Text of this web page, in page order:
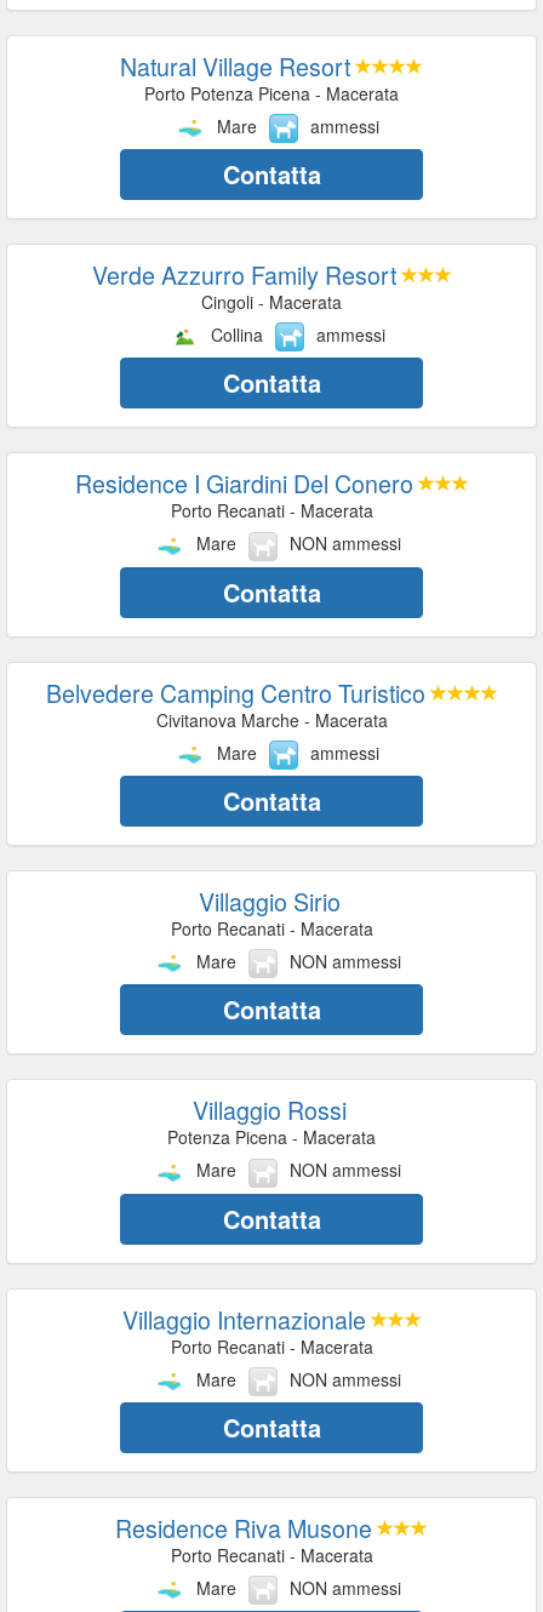
Natural Village Resort
Porto Potenza Picena - Macerata
Mare
ammessi
Contatta
Verde Azzurro Family Resort
Cingoli - Macerata
Collina
ammessi
Contatta
Residence I Giardini Del Conero
Porto Recanati - Macerata
Mare
NON ammessi
Contatta
Belvedere Camping Centro Turistico
Civitanova Marche - Macerata
Mare
ammessi
Contatta
Villaggio Sirio
Porto Recanati - Macerata
Mare
NON ammessi
Contatta
Villaggio Rossi
Potenza Picena - Macerata
Mare
NON ammessi
Contatta
Villaggio Internazionale
Porto Recanati - Macerata
Mare
NON ammessi
Contatta
Residence Riva Musone
Porto Recanati - Macerata
Mare
NON ammessi